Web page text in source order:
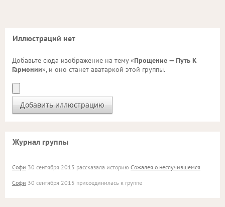
Иллюстраций нет
Добавьте сюда изображение на тему «Прощение — Путь К
Гармонии», и оно станет аватаркой этой группы.
Журнал группы
Софи 30 сентября 2015 рассказала историю Сожалея о неслучившемся
Софи 30 сентября 2015 присоединилась к группе